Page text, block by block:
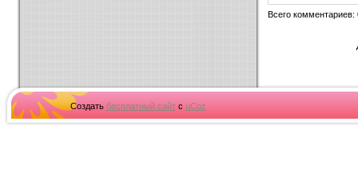
Всего комментариев:
Создать бесплатный сайтс uCoz